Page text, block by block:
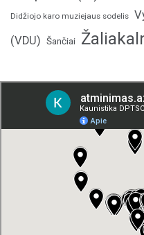
Didžiojo karo muziejaus sodelis
(VDU) Šančiai